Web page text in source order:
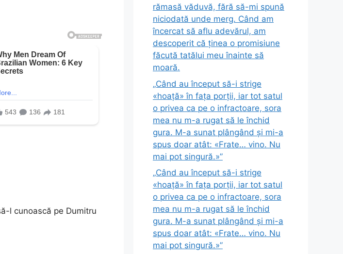
l cunoască pe Dumitru
rămasă văduvă, fără să-mi spună
niciodată unde merg. Când am
încercat să aflu adevărul, am
descoperit că ținea o promisiune
făcută tatălui meu înainte să
moară.
„Când au început să-i strige
«hoață» în fața porții, iar tot satul
o privea ca pe o infractoare, sora
mea nu m-a rugat să le închid
gura. M-a sunat plângând și mi-a
spus doar atât: «Frate… vino. Nu
mai pot singură.»”
„Când au început să-i strige
«hoață» în fața porții, iar tot satul
o privea ca pe o infractoare, sora
mea nu m-a rugat să le închid
gura. M-a sunat plângând și mi-a
spus doar atât: «Frate… vino. Nu
mai pot singură.»”